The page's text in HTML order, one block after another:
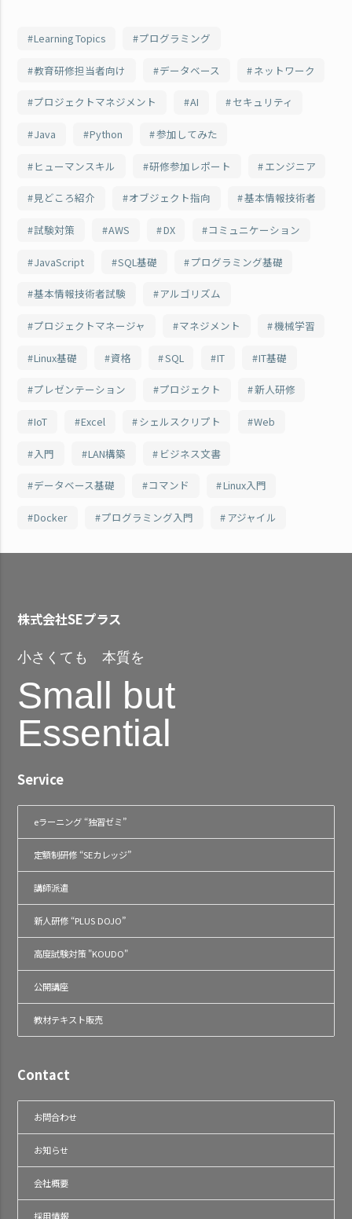
Learning Topics プログラミング
教育研修担当者向け データベース ネットワーク
プロジェクトマネジメント AI セキュリティ
Java Python 参加してみた
ヒューマンスキル 研修参加レポート エンジニア
見どころ紹介 オブジェクト指向 基本情報技術者
試験対策 AWS DX コミュニケーション
JavaScript SQL基礎 プログラミング基礎
基本情報技術者試験 アルゴリズム
プロジェクトマネージャ マネジメント 機械学習
Linux基礎 資格 SQL IT IT基礎
プレゼンテーション プロジェクト 新人研修
IoT Excel シェルスクリプト Web
入門 LAN構築 ビジネス文書
データベース基礎 コマンド Linux入門
Docker プログラミング入門 アジャイル
株式会社SEプラス
小さくても 本質を
Small but
Essential
Service
eラーニング “独習ゼミ”
定額制研修 “SEカレッジ”
講師派遣
新人研修 “PLUS DOJO”
高度試験対策 "KOUDO"
公開講座
教材テキスト販売
Contact
お問合わせ
お知らせ
会社概要
採用情報